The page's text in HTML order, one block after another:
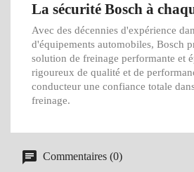
La sécurité Bosch à
Avec des décennies d'expérience
d'équipements automobiles, Bosch
solution de freinage performante et
rigoureux de qualité et de
conducteur une confiance totale
freinage.
Commentaires (0)